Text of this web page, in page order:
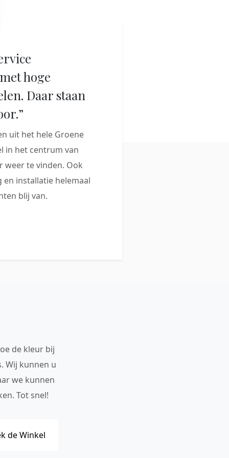
hoge
Daar staan
uit het hele Groene
in het centrum van
weer te vinden. Ook
en installatie helemaal
blij van.
de kleur bij
Wij kunnen u
we kunnen
Tot snel!
de Winkel